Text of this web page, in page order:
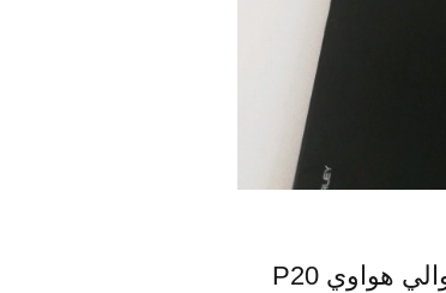
تسريبات: صور ومواصفات جوالي هواوي P20